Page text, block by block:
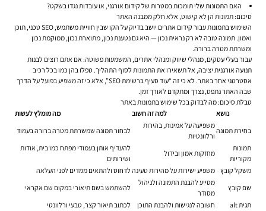
האם התמונות שלי תומכות במטרות של קידום אורגני, או עובדות נגדו בשקט?
סיכום: תמונות הן לא קישוט, אלא חלק ממבנה האתר
השימוש בתמונות עבור קידום אתרים יושב בדיוק על הקו שבין חוויית משתמש, SEO טכני, תוכן
ואמון. תמונה טובה לא רק נראית נכון — היא גם נטענת נכון, מתוארת נכון, ממוקמת נכון
ומשרתת מטרה ברורה.
עבור בעלי עסקים, מנהלי שיווק ומנהלי אתרים, המשמעות פשוטה: אם אתם רוצים לבנות
תנועה אורגנית יציבה, אל תשאירו את התמונות לסוף התהליך. טפלו בהן כמו בכל רכיב
אסטרטגי אחר באתר. לא כי זה “עוד סעיף ברשימת SEO”, אלא כי זה משפיע בפועל על הדרך
שבה האתר נתפס, נצרך ומתקדם לאורך זמן.
טבלת סיכום: מה לבדוק בכל שימוש בתמונות באתר
נושא
למה זה חשוב
מה מומלץ לעשות
בחירת תמונה
משפיעה על אמינות, בהירות
ורלוונטיות
לבחור תמונה שמשרתת מטרה ברורה בעמוד
תמונות
מקוריות
מחזקות אמון ובידול
להעדיף אותן בעמודי מפתח כמו בית, אודות
ושירותים
משקל קובץ משפיע ישירות על מהירות טעינהלדחוס ולהתאים ממדים לפני העלאה
שם קובץ
מסייע להבנת התמונה ולניהול
מסודר
להשתמש בשם תיאורי במקום שם אקראי
תגית alt
חשובה לנגישות ולהבנת התוכן
לכתוב תיאור קצר, טבעי ורלוונטי